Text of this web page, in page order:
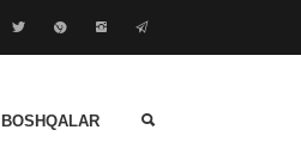
BOSHQALAR